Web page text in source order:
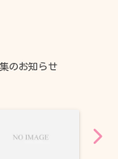
のお知らせ